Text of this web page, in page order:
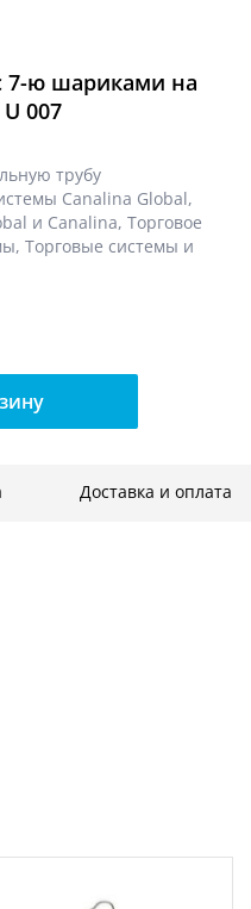
7-ю шариками на
007
трубу
Canalina Global,
и Canalina, Торговое
, Торговые системы и
Доставка и оплата